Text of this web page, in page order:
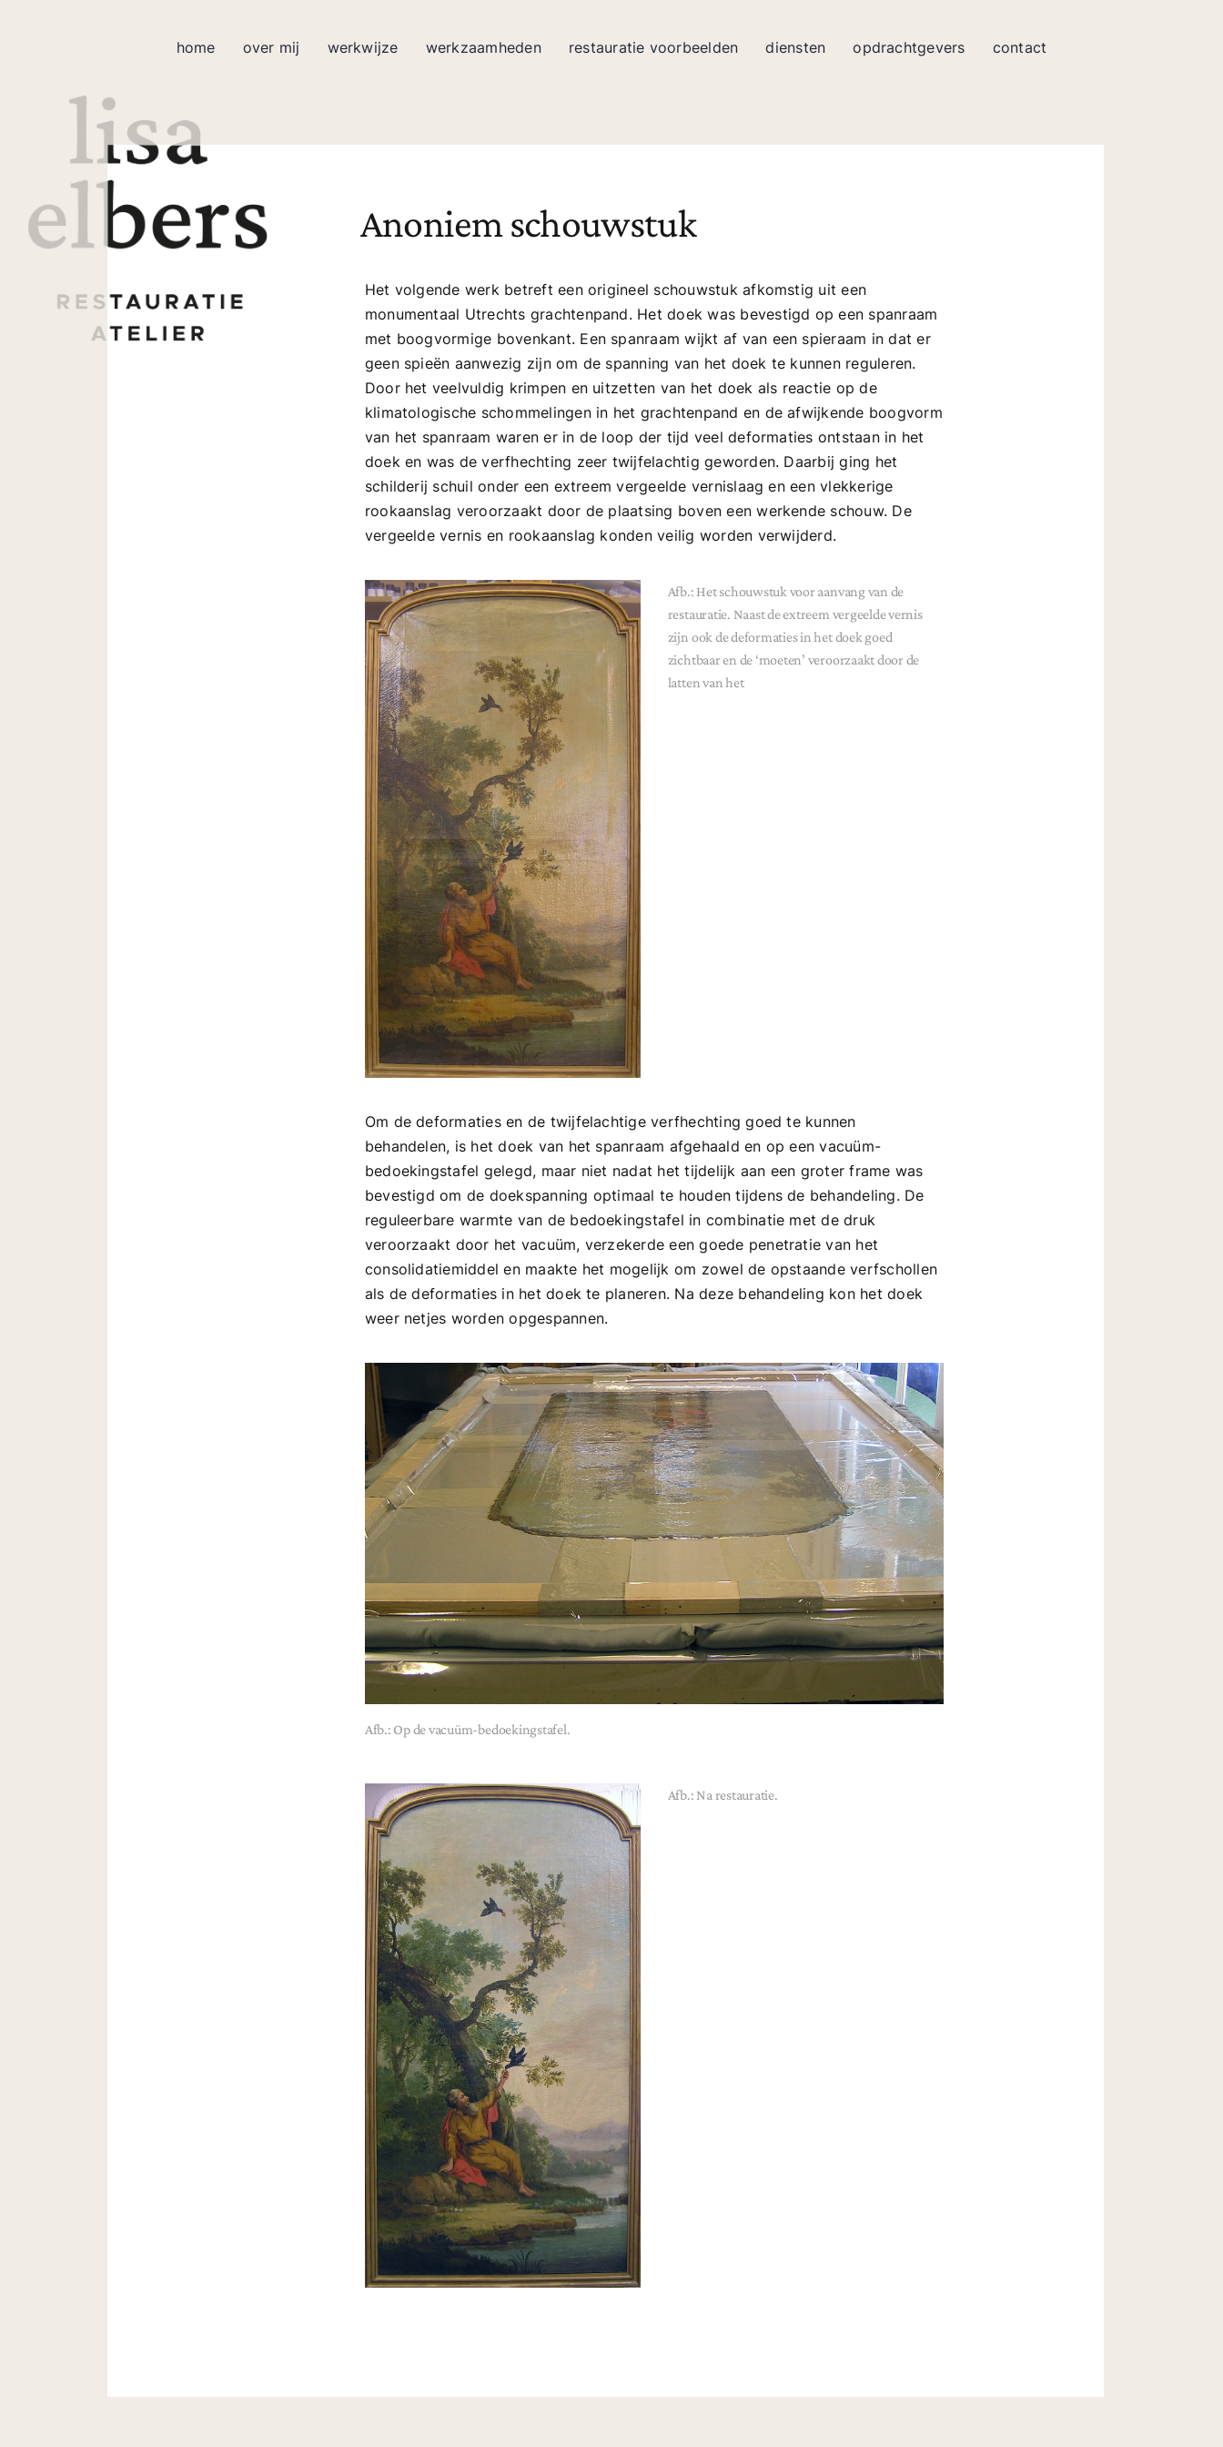
home over mij werkwijze werkzaamheden restauratie voorbeelden diensten opdrachtgevers contact
Anoniem schouwstuk
Het volgende werk betreft een origineel schouwstuk afkomstig uit een
monumentaal Utrechts grachtenpand. Het doek was bevestigd op een spanraam
met boogvormige bovenkant. Een spanraam wijkt af van een spieraam in dat er
geen spieën aanwezig zijn om de spanning van het doek te kunnen reguleren.
Door het veelvuldig krimpen en uitzetten van het doek als reactie op de
klimatologische schommelingen in het grachtenpand en de afwijkende boogvorm
van het spanraam waren er in de loop der tijd veel deformaties ontstaan in het
doek en was de verfhechting zeer twijfelachtig geworden. Daarbij ging het
schilderij schuil onder een extreem vergeelde vernislaag en een vlekkerige
rookaanslag veroorzaakt door de plaatsing boven een werkende schouw. De
vergeelde vernis en rookaanslag konden veilig worden verwijderd.
Afb.: Het schouwstuk voor aanvang van de
restauratie. Naast de extreem vergeelde vernis
zijn ook de deformaties in het doek goed
zichtbaar en de ‘moeten’ veroorzaakt door de
latten van het
Om de deformaties en de twijfelachtige verfhechting goed te kunnen
behandelen, is het doek van het spanraam afgehaald en op een vacuüm-
bedoekingstafel gelegd, maar niet nadat het tijdelijk aan een groter frame was
bevestigd om de doekspanning optimaal te houden tijdens de behandeling. De
reguleerbare warmte van de bedoekingstafel in combinatie met de druk
veroorzaakt door het vacuüm, verzekerde een goede penetratie van het
consolidatiemiddel en maakte het mogelijk om zowel de opstaande verfschollen
als de deformaties in het doek te planeren. Na deze behandeling kon het doek
weer netjes worden opgespannen.
Afb.: Op de vacuüm-bedoekingstafel.
Afb.: Na restauratie.